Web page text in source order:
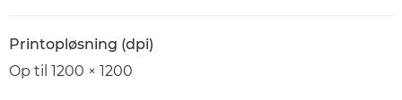
Printopløsning (dpi)
Op til 1200 × 1200